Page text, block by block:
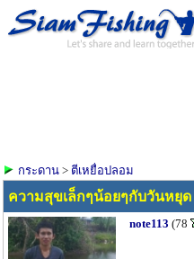
กระดาน > ตีเหยื่อปลอม
ความสุขเล็กๆน้อยๆกับวันหยุด
note113 (78